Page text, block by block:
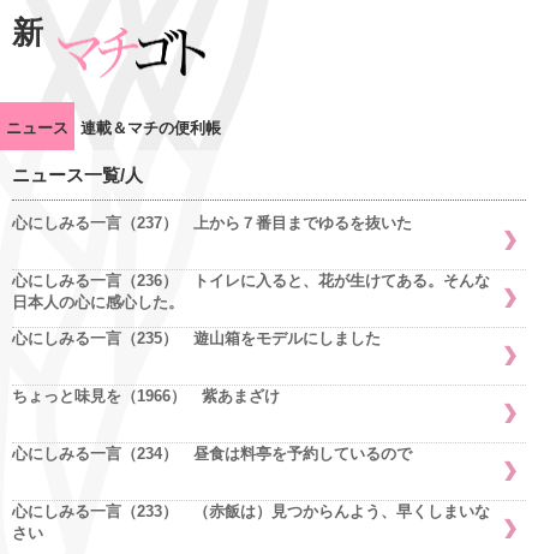
新
ニュース 連載＆マチの便利帳
ニュース一覧/人
心にしみる一言（237） 上から７番目までゆるを抜いた
心にしみる一言（236） トイレに入ると、花が生けてある。そんな
日本人の心に感心した。
心にしみる一言（235） 遊山箱をモデルにしました
ちょっと味見を（1966） 紫あまざけ
心にしみる一言（234） 昼食は料亭を予約しているので
心にしみる一言（233） （赤飯は）見つからんよう、早くしまいな
さい